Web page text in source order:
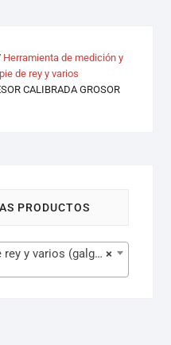
Herramienta de medición y
de rey y varios
CALIBRADA GROSOR
PRODUCTOS
×
varios (galgas) (380)